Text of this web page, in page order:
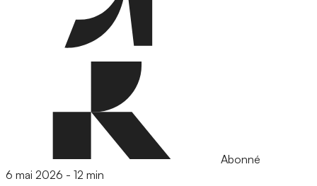
Abonné
6 mai 2026 - 12 min